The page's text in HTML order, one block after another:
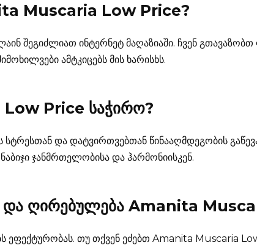
Muscaria Low Price?
შეგიძლიათ ინტერნეტ მაღაზიაში. ჩვენ
ამტკიცებს მის ხარისხს.
Price საჭირო?
და დატვირთვებთან წინააღმდეგობის
ჯანმრთელობისა და ჰარმონიისკენ.
და ღირებულება Amanita
ეფექტურობას. თუ თქვენ ეძებთ Amanita Muscaria